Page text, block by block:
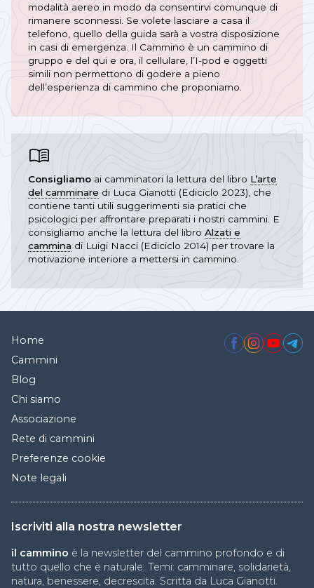
modalità aereo in modo da consentirvi comunque di
rimanere sconnessi. Se volete lasciare a casa il
telefono, quello della guida sarà a vostra disposizione
in casi di emergenza. Il Cammino è un cammino di
gruppo e del qui e ora, il cellulare, l’I-pod e oggetti
simili non permettono di godere a pieno
dell’esperienza di cammino che proponiamo.
Consigliamo ai camminatori la lettura del libro L’arte
del camminare di Luca Gianotti (Ediciclo 2023), che
contiene tanti utili suggerimenti sia pratici che
psicologici per affrontare preparati i nostri cammini. E
consigliamo anche la lettura del libro Alzati e
cammina di Luigi Nacci (Ediciclo 2014) per trovare la
motivazione interiore a mettersi in cammino.
Home
Cammini
Blog
Chi siamo
Associazione
Rete di cammini
Preferenze cookie
Note legali
Iscriviti alla nostra newsletter
il cammino è la newsletter del cammino profondo e di
tutto quello che è naturale. Temi: camminare, solidarietà,
natura, benessere, decrescita. Scritta da Luca Gianotti.